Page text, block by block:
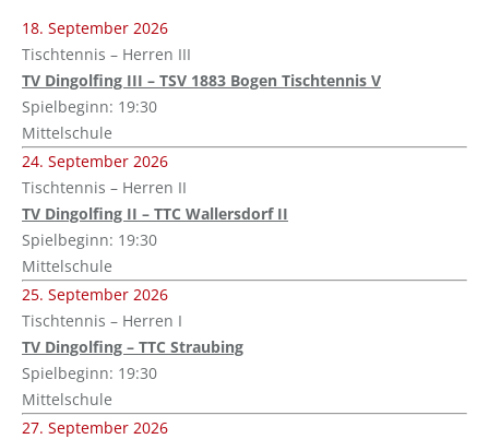
18. September 2026
Tischtennis – Herren III
TV Dingolfing III – TSV 1883 Bogen Tischtennis V
Spielbeginn: 19:30
Mittelschule
24. September 2026
Tischtennis – Herren II
TV Dingolfing II – TTC Wallersdorf II
Spielbeginn: 19:30
Mittelschule
25. September 2026
Tischtennis – Herren I
TV Dingolfing – TTC Straubing
Spielbeginn: 19:30
Mittelschule
27. September 2026